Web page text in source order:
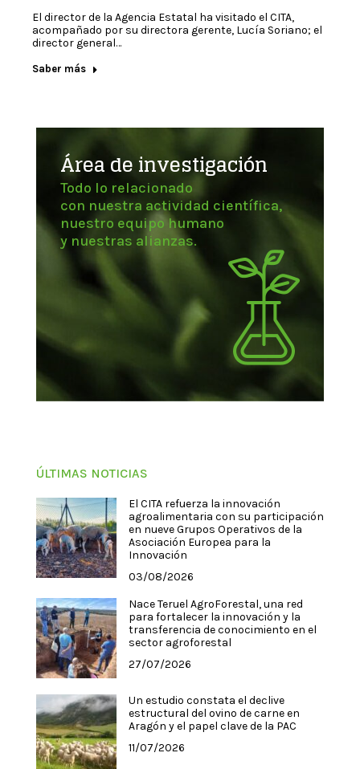
El director de la Agencia Estatal ha visitado el CITA,
acompañado por su directora gerente, Lucía Soriano; el
director general…
Saber más
Área de investigación
Todo lo relacionado
con nuestra actividad científica,
nuestro equipo humano
y nuestras alianzas.
ÚLTIMAS NOTICIAS
El CITA refuerza la innovación
agroalimentaria con su participación
en nueve Grupos Operativos de la
Asociación Europea para la
Innovación
03/08/2026
Nace Teruel AgroForestal, una red
para fortalecer la innovación y la
transferencia de conocimiento en el
sector agroforestal
27/07/2026
Un estudio constata el declive
estructural del ovino de carne en
Aragón y el papel clave de la PAC
11/07/2026